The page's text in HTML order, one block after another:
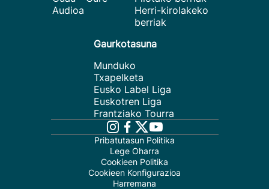
Audioa
Herri-kirolakeko
berriak
Gaurkotasuna
Munduko
Txapelketa
Eusko Label Liga
Euskotren Liga
Frantziako Tourra
Pribatutasun Politika
Lege Oharra
Cookieen Politika
Cookieen Konfigurazioa
Harremana